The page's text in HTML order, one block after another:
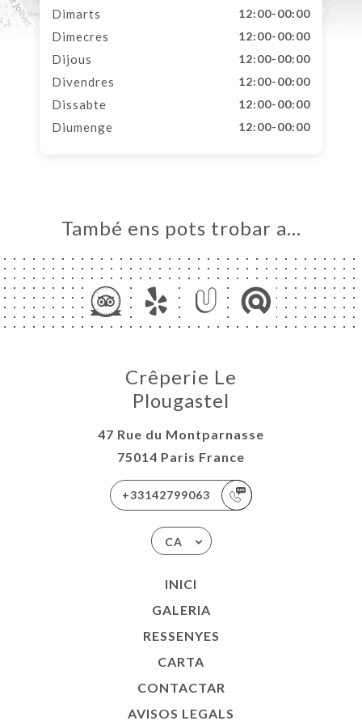
Dimarts 12:00-00:00
Dimecres 12:00-00:00
Dijous 12:00-00:00
Divendres 12:00-00:00
Dissabte 12:00-00:00
Diumenge 12:00-00:00
També ens pots trobar a…
Crêperie Le
Plougastel
47 Rue du Montparnasse
75014 Paris France
+33142799063
CA
INICI
GALERIA
RESSENYES
CARTA
CONTACTAR
AVISOS LEGALS